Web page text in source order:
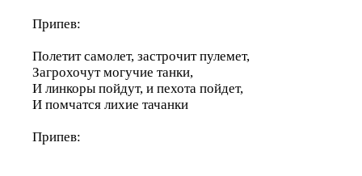
Припев:
Полетит самолет, застрочит пулемет,
Загрохочут могучие танки,
И линкоры пойдут, и пехота пойдет,
И помчатся лихие тачанки
Припев: